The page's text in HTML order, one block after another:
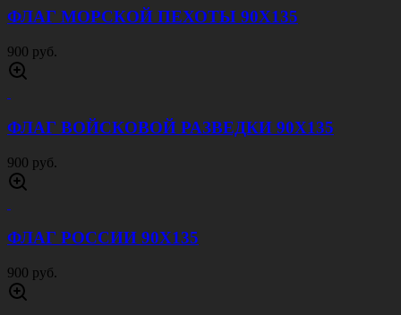
ФЛАГ МОРСКОЙ ПЕХОТЫ 90Х135
900 руб.
ФЛАГ ВОЙСКОВОЙ РАЗВЕДКИ 90Х135
900 руб.
ФЛАГ РОССИИ 90Х135
900 руб.